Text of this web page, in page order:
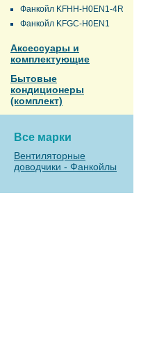
Фанкойл KFHH-H0EN1-4R
Фанкойл KFGC-H0EN1
Аксессуары и
комплектующие
Бытовые
кондиционеры
(комплект)
Все марки
Вентиляторные
доводчики - Фанкойлы